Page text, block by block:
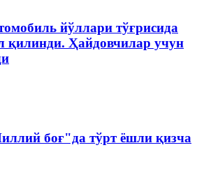
йўллари тўғрисида
қилинди. Ҳайдовчилар учун
боғ"да тўрт ёшли қизча